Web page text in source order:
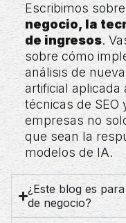
Escribimos
negocio, la
de ingresos.
sobre cómo
análisis de
artificial aplicada
técnicas de SEO
empresas no
que sean la
modelos de IA.
¿Este blog es
de negocio?